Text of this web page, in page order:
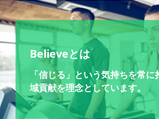
Believeとは
「信じる」という気持ちを常
域貢献を理念としています。